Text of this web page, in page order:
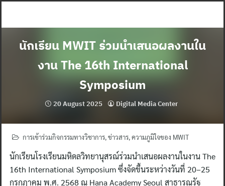
นักเรียน MWIT ร่วมนำเสนอผลงานใน
งาน The 16th International
Symposium
20 August 2025 Digital Media Center
การเข้าร่วมกิจกรรมทางวิชาการ,ข่าวสาร,ความภูมิใจของ MWIT
นักเรียนโรงเรียนมหิดลวิทยานุสรณ์ร่วมนำเสนอผลงานในงาน The
16th International Symposium ซึ่งจัดขึ้นระหว่างวันที่ 20–25
กรกฎาคม พ.ศ. 2568 ณ Hana Academy Seoul สาธารณรัฐ